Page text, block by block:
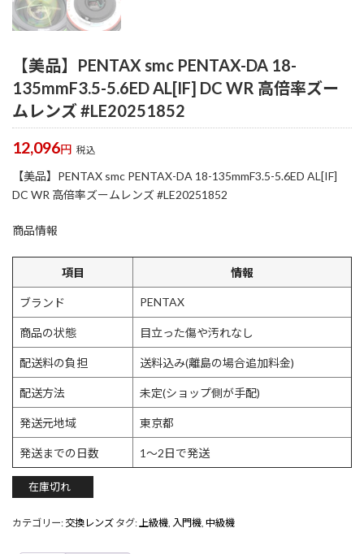
【美品】PENTAX smc PENTAX-DA 18-
135mmF3.5-5.6ED AL[IF] DC WR 高倍率ズー
ムレンズ #LE20251852
12,096円 税込
【美品】PENTAX smc PENTAX-DA 18-135mmF3.5-5.6ED AL[IF]
DC WR 高倍率ズームレンズ #LE20251852
商品情報
項目 情報
ブランド PENTAX
商品の状態 目立った傷や汚れなし
配送料の負担 送料込み(離島の場合追加料金)
配送方法 未定(ショップ側が手配)
発送元地域 東京都
発送までの日数 1〜2日で発送
在庫切れ
カテゴリー: 交換レンズ タグ:上級機, 入門機, 中級機